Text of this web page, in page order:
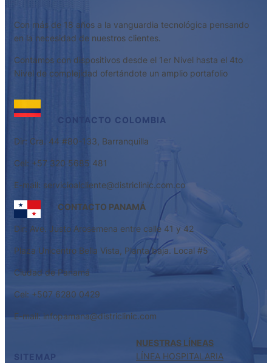
Con más de 18 años a la vanguardia tecnológica pensando
en la necesidad de nuestros clientes.
Contamos con dispositivos desde el 1er Nivel hasta el 4to
Nivel de complejidad ofertándote un amplio portafolio
CONTACTO COLOMBIA
Dir: Cra. 44 #80-133, Barranquilla
Cel: +57 320 5685 481
E-mail: servicioalcliente@districlinic.com.co
CONTACTO PANAMÁ
Dir: Ave. Justo Arosemena entre calle 41 y 42
Plaza Unicentro Bella Vista, Planta baja. Local #5
Ciudad de Panamá
Cel: +507 6280 0429
E-mail: infopamana@districlinic.com
SITEMAP
NUESTRAS LÍNEAS
LÍNEA HOSPITALARIA